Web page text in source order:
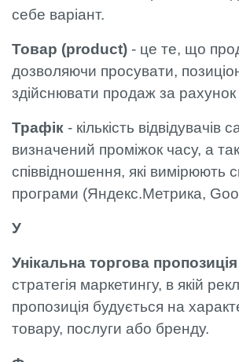
себе варіант.
Товар (product) - це те, що
дозволяючи просувати,
здійснювати продаж за рахунок
Трафік - кількість відвідувачів
визначений проміжок часу, а
співвідношення, які вимірюють
програми (Яндекс.Метрика,
У
Унікальна торгова
стратегія маркетингу, в якій
пропозиція будується на
товару, послуги або бренду.